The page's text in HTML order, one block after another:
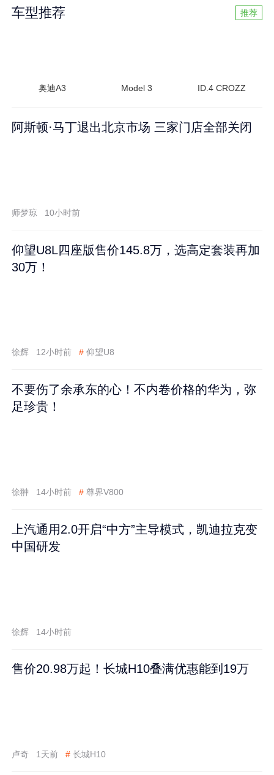
车型推荐 推荐
奥迪A3 Model 3 ID.4 CROZZ
阿斯顿·马丁退出北京市场 三家门店全部关闭
师梦琼 10小时前
仰望U8L四座版售价145.8万，选高定套装再加
30万！
徐辉 12小时前 # 仰望U8
不要伤了余承东的心！不内卷价格的华为，弥
足珍贵！
徐翀 14小时前 # 尊界V800
上汽通用2.0开启“中方”主导模式，凯迪拉克变
中国研发
徐辉 14小时前
售价20.98万起！长城H10叠满优惠能到19万
卢奇 1天前 # 长城H10